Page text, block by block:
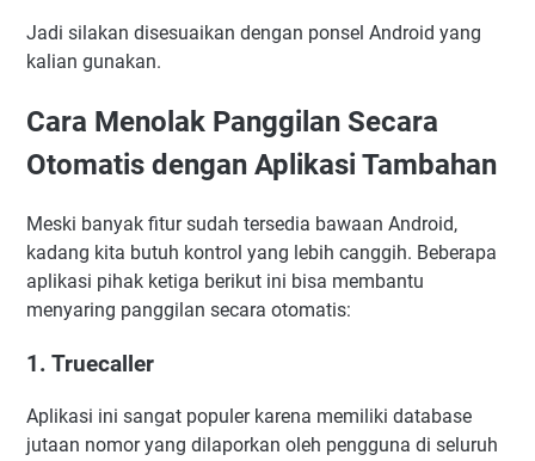
Jadi silakan disesuaikan dengan ponsel Android yang
kalian gunakan.
Cara Menolak Panggilan Secara
Otomatis dengan Aplikasi Tambahan
Meski banyak fitur sudah tersedia bawaan Android,
kadang kita butuh kontrol yang lebih canggih. Beberapa
aplikasi pihak ketiga berikut ini bisa membantu
menyaring panggilan secara otomatis:
1. Truecaller
Aplikasi ini sangat populer karena memiliki database
jutaan nomor yang dilaporkan oleh pengguna di seluruh